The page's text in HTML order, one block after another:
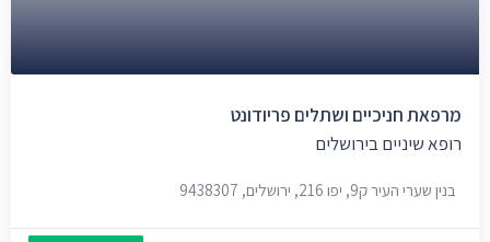
מרפאת חניכיים ושתלים פריודונט
רופא שיניים בירושלים
בנין שערי העיר ק9, יפו 216, ירושלים, 9438307